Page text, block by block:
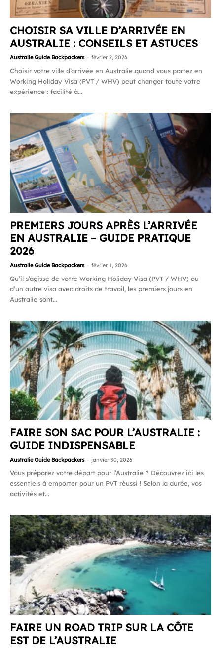
CHOISIR SA VILLE D’ARRIVÉE EN
AUSTRALIE : CONSEILS ET ASTUCES
Australie Guide Backpackers - février 2, 2026
Choisir votre ville d’arrivée en Australie quand vous partez en
Working Holiday Visa (PVT / WHV) peut changer toute votre
expérience : facilité à...
PREMIERS JOURS APRÈS L’ARRIVÉE
EN AUSTRALIE – GUIDE PRATIQUE
2026
Australie Guide Backpackers - février 1, 2026
Qu’il s’agisse de votre Working Holiday Visa (PVT / WHV) ou
d’un autre visa avec droits de travail, les premiers jours en
Australie sont...
FAIRE SON SAC POUR L’AUSTRALIE :
GUIDE INDISPENSABLE
Australie Guide Backpackers - janvier 30, 2026
Vous préparez votre départ pour l’Australie ? Découvrez ici les
essentiels à emporter pour un PVT réussi ! Selon la durée, vos
activités et...
FAIRE UN ROAD TRIP SUR LA CÔTE
EST DE L’AUSTRALIE